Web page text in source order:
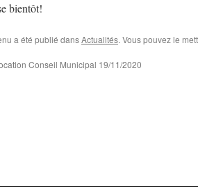
bientôt!
a été publié dansActualités. Vous pouvez le
Conseil Municipal 19/11/2020